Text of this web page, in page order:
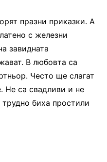
празни приказки. А
с железни
завидната
В любовта са
Често ще слагат
Не са свадливи и не
биха простили